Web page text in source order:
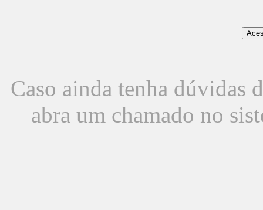
Caso ainda tenha dúvidas
abra um chamado no